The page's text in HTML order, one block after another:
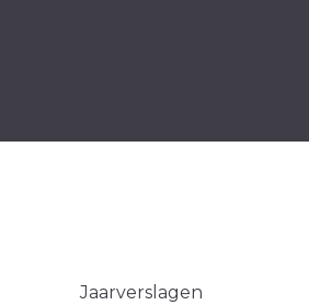
Jaarverslagen